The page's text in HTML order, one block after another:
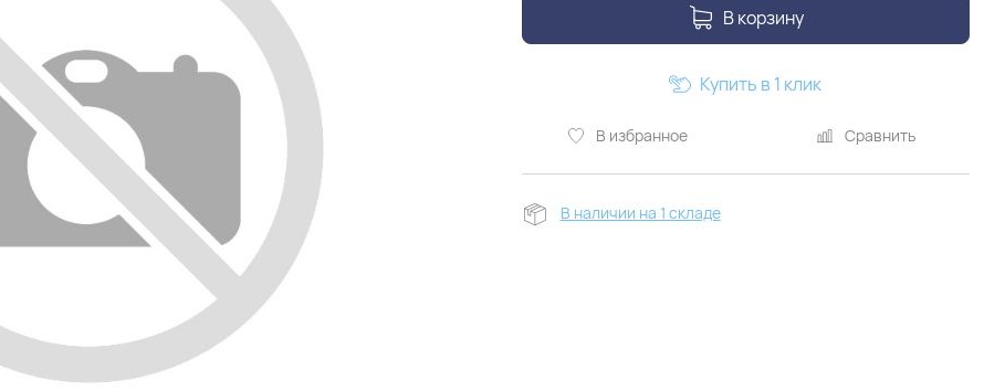
В корзину
В избранное Сравнить
Купить в 1 клик
В наличии на 1 складе